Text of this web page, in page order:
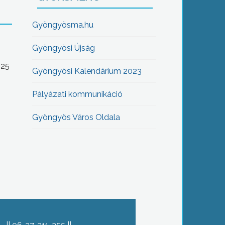
Gyöngyösma.hu
Gyöngyösi Újság
Gyöngyösi Kalendárium 2023
Pályázati kommunikáció
Gyöngyös Város Oldala